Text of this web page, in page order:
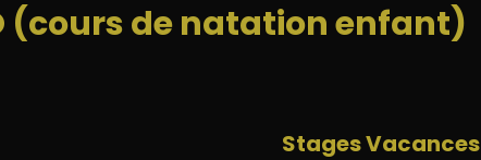
(cours de natation enfant)
Stages Vacances